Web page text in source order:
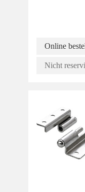
Online
Nicht